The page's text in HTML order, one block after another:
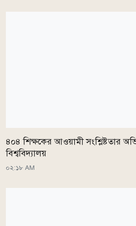
৪০৪ শিক্ষকের আওয়ামী সংশ্লিষ্টতার
বিশ্ববিদ্যালয়
০২:১৮ AM